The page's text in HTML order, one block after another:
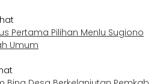
Pertama Pilihan Menlu Sugiono
Umum